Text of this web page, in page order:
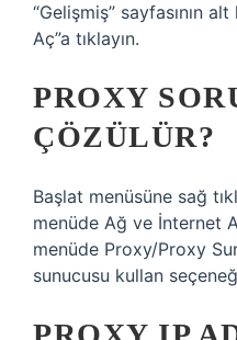
“Gelişmiş” sayfasının alt
Aç”a tıklayın.
PROXY
ÇÖZÜLÜR?
Başlat menüsüne sağ
menüde Ağ ve İnternet
menüde Proxy/Proxy
sunucusu kullan